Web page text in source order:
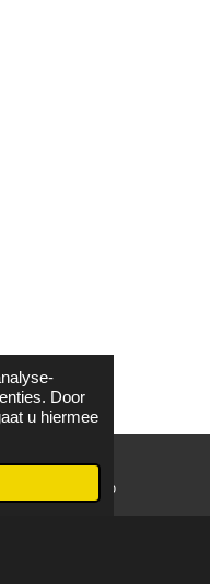
Door
u hiermee
WhatsApp